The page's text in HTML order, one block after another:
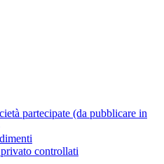
partecipate (da pubblicare in
controllati